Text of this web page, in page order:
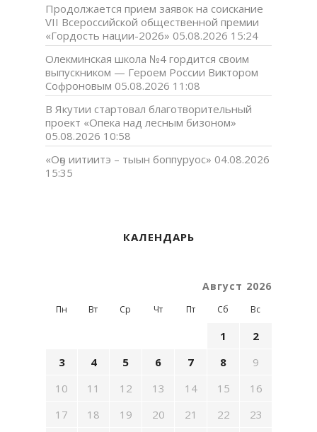
Продолжается прием заявок на соискание
VII Всероссийской общественной премии
«Гордость нации-2026» 05.08.2026 15:24
Олекминская школа №4 гордится своим
выпускником — Героем России Виктором
Софроновым 05.08.2026 11:08
В Якутии стартовал благотворительный
проект «Опека над лесным бизоном»
05.08.2026 10:58
«Оҕо иитиитэ – тыын боппуруос» 04.08.2026
15:35
КАЛЕНДАРЬ
Август 2026
Пн Вт Ср Чт Пт Сб Вс
1
2
3
4 5 6 7 8
9
10
11 12 13 14 15
16
17
18 19 20 21 22
23